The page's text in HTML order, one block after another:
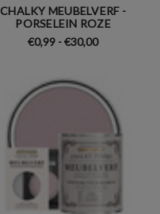
CHALKY MEUBELVERF -
PORSELEIN ROZE
€0,99 - €30,00